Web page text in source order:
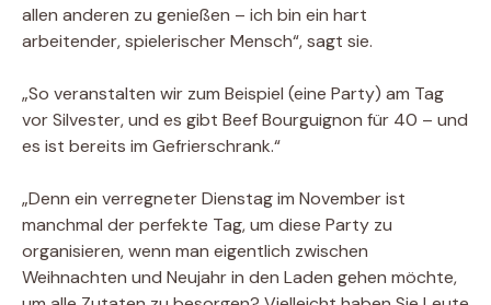
allen anderen zu genießen – ich bin ein hart
arbeitender, spielerischer Mensch“, sagt sie.
„So veranstalten wir zum Beispiel (eine Party) am Tag
vor Silvester, und es gibt Beef Bourguignon für 40 – und
es ist bereits im Gefrierschrank.“
„Denn ein verregneter Dienstag im November ist
manchmal der perfekte Tag, um diese Party zu
organisieren, wenn man eigentlich zwischen
Weihnachten und Neujahr in den Laden gehen möchte,